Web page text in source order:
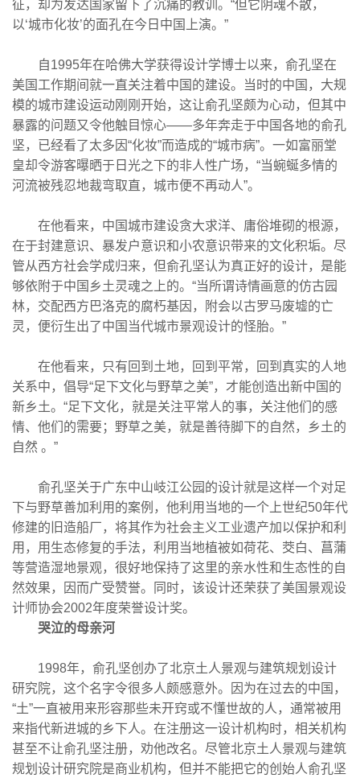
征，却为发达国家留下了沉痛的教训。“但它阴魂不散，
以‘城市化妆’的面孔在今日中国上演。”
自1995年在哈佛大学获得设计学博士以来，俞孔坚在
美国工作期间就一直关注着中国的建设。当时的中国，大规
模的城市建设运动刚刚开始，这让俞孔坚颇为心动，但其中
暴露的问题又令他触目惊心——多年奔走于中国各地的俞孔
坚，已经看了太多因“化妆”而造成的“城市病”。一如富丽堂
皇却令游客曝晒于日光之下的非人性广场，“当蜿蜒多情的
河流被残忍地裁弯取直，城市便不再动人”。
在他看来，中国城市建设贪大求洋、庸俗堆砌的根源，
在于封建意识、暴发户意识和小农意识带来的文化积垢。尽
管从西方社会学成归来，但俞孔坚认为真正好的设计，是能
够依附于中国乡土灵魂之上的。“当所谓诗情画意的仿古园
林，交配西方巴洛克的腐朽基因，附会以古罗马废墟的亡
灵，便衍生出了中国当代城市景观设计的怪胎。”
在他看来，只有回到土地，回到平常，回到真实的人地
关系中，倡导“足下文化与野草之美”，才能创造出新中国的
新乡土。“足下文化，就是关注平常人的事，关注他们的感
情、他们的需要；野草之美，就是善待脚下的自然，乡土的
自然 。”
俞孔坚关于广东中山岐江公园的设计就是这样一个对足
下与野草善加利用的案例，他利用当地的一个上世纪50年代
修建的旧造船厂，将其作为社会主义工业遗产加以保护和利
用，用生态修复的手法，利用当地植被如荷花、茭白、菖蒲
等营造湿地景观，很好地保持了这里的亲水性和生态性的自
然效果，因而广受赞誉。同时，该设计还荣获了美国景观设
计师协会2002年度荣誉设计奖。
哭泣的母亲河
1998年，俞孔坚创办了北京土人景观与建筑规划设计
研究院，这个名字令很多人颇感意外。因为在过去的中国，
“土”一直被用来形容那些未开窍或不懂世故的人，通常被用
来指代新进城的乡下人。在注册这一设计机构时，相关机构
甚至不让俞孔坚注册，劝他改名。尽管北京土人景观与建筑
规划设计研究院是商业机构，但并不能把它的创始人俞孔坚